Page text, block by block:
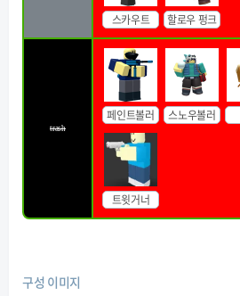
스카우트 할로우 펑크
trash
페인트볼러 스노우볼러
트윗거너
구성 이미지